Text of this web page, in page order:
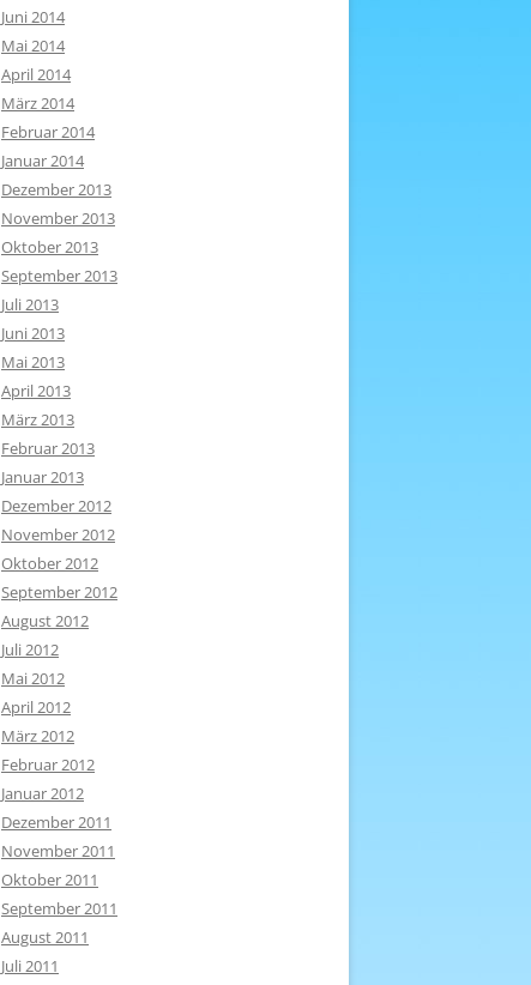
Juni 2014
Mai 2014
April 2014
März 2014
Februar 2014
Januar 2014
Dezember 2013
November 2013
Oktober 2013
September 2013
Juli 2013
Juni 2013
Mai 2013
April 2013
März 2013
Februar 2013
Januar 2013
Dezember 2012
November 2012
Oktober 2012
September 2012
August 2012
Juli 2012
Mai 2012
April 2012
März 2012
Februar 2012
Januar 2012
Dezember 2011
November 2011
Oktober 2011
September 2011
August 2011
Juli 2011